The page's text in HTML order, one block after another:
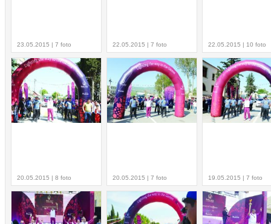
23.05.2015 | 7 foto 22.05.2015 | 7 foto 22.05.2015 | 10 foto
20.05.2015 | 8 foto 20.05.2015 | 7 foto 19.05.2015 | 7 foto